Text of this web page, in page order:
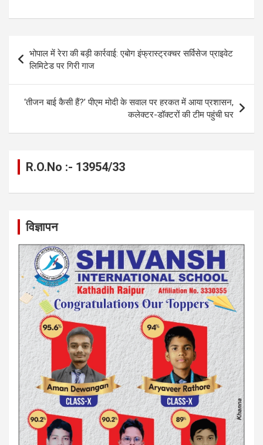
ce
o
o
k
se
g
er
at
s
A
p
p
e
gr
a
m
ail py
Li
n
k
ar
Post
navigation
भोपाल में रेरा की बड़ी कार्रवाई: एबोग इंफ्रास्ट्रक्चर सर्विसेज प्राइवेट
लिमिटेड पर गिरी गाज
‘तीजन बाई कैसी हैं?’ पीएम मोदी के सवाल पर हरकत में आया प्रशासन,
कलेक्टर-डॉक्टरों की टीम पहुंची घर
R.O.No :- 13954/33
विज्ञापन